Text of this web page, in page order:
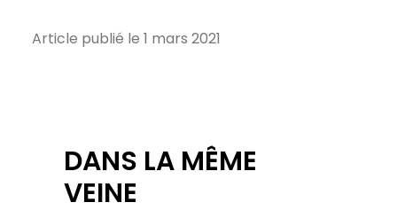
Article publié le 1 mars 2021
DANS LA MÊME
VEINE